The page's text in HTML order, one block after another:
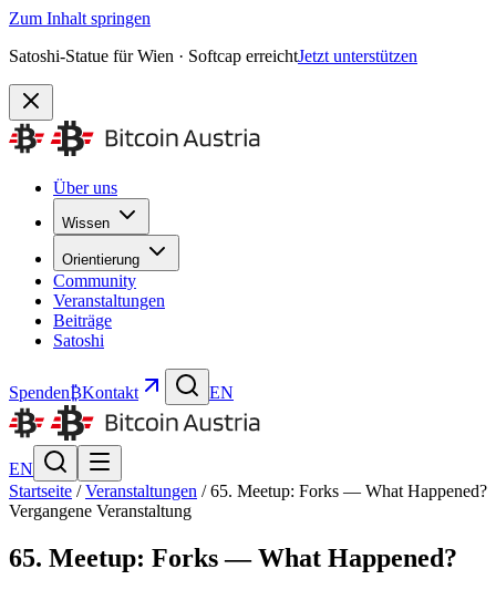
Zum Inhalt springen
Satoshi-Statue für Wien · Softcap erreichtJetzt unterstützen
Über uns
Wissen
Orientierung
Community
Veranstaltungen
Beiträge
Satoshi
Spenden₿Kontakt EN
EN
Startseite / Veranstaltungen / 65. Meetup: Forks — What Happened?
Vergangene Veranstaltung
65. Meetup: Forks — What Happened?